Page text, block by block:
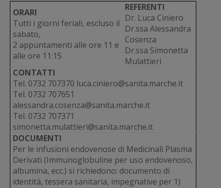
ORARI
Tutti i giorni feriali, escluso il
sabato,
2 appuntamenti alle ore 11 e
alle ore 11:15
REFERENTI
Dr. Luca Ciniero
Dr.ssa Alessandra
Cosenza
Dr.ssa Simonetta
Mulattieri
CONTATTI
Tel. 0732 707370 luca.ciniero@sanita.marche.it
Tel. 0732 707651
alessandra.cosenza@sanita.marche.it
Tel. 0732 707371
simonetta.mulattieri@sanita.marche.it
DOCUMENTI
Per le infusioni endovenose di Medicinali Plasma
Derivati (Immunoglobuline per uso endovenoso,
albumina, ecc.) si richiedono: documento di
identità, tessera sanitaria, impegnative per 1)